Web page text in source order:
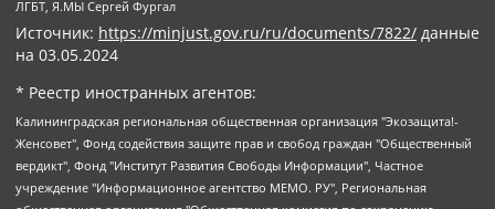
ЛГБТ, Я.МЫ Сергей Фургал
Источник: https://minjust.gov.ru/ru/documents/7822/ данные
на 03.05.2024
* Реестр иностранных агентов:
Калининградская региональная общественная организация "Экозащита!-Женсовет", Фонд содействия защите прав и свобод граждан "Общественный вердикт", Фонд "Институт Развития Свободы Информации", Частное учреждение "Информационное агентство МЕМО. РУ", Региональная общественная организация "Общественная комиссия по сохранению наследия академика Сахарова", Фонд поддержки свободы прессы, Санкт-Петербургская общественная правозащитная организация "Гражданский контроль", Межрегиональная общественная организация "Информационно-просветительский центр "Мемориал", Региональный Фонд "Центр Защиты Прав Средств Массовой Информации", с 05.12.2023 Фонд "Центр Защиты Прав Средств массовой информации", Региональная общественная благотворительная организация помощи беженцам и мигрантам "Гражданское содействие", Негосударственное образовательное учреждение дополнительного профессионального образования (повышение квалификации) специалистов "АКАДЕМИЯ ПО ПРАВАМ ЧЕЛОВЕКА", Свердловская региональная общественная организация "Сутяжник", Автономная некоммерческая организация "Центр независимых социологических исследований", Союз общественных объединений "Российский исследовательский центр по правам человека", Региональное общественное учреждение научно-информационный центр "МЕМОРИАЛ", Некоммерческая организация "Фонд защиты гласности", Автономная некоммерческая организация "Институт прав человека", Городская общественная организация "Екатеринбургское общество "МЕМОРИАЛ", Городская общественная организация "Рязанское историко-просветительское и правозащитное общество "Мемориал" (Рязанский Мемориал), Челябинский региональный орган общественной самодеятельности – женское общественное объединение "Женщины Евразии", Челябинский региональный орган общественной самодеятельности "Уральская правозащитная группа", Фонд содействия защите здоровья и социальной справедливости имени Андрея Рылькова, Автономная Некоммерческая Организация "Аналитический Центр Юрия Левады", Автономная некоммерческая организация социальной поддержки населения "Проект Апрель", Региональная общественная организация помощи женщинам и детям, находящимся в кризисной ситуации "Информационно-методический центр "Анна", Фонд содействия развитию массовых коммуникаций и правовому просвещению "Так-так-Так", Фонд содействия устойчивому развитию "Серебряная тайга", Свердловский региональный общественный фонд социальных проектов "Новое время", "Idel.Реалии", Кавказ.Реалии, Крым.Реалии, Телеканал Настоящее Время, Татаро-башкирская служба Радио Свобода (Azatliq Radiosi), Радио Свободная Европа/Радио Свобода (PCE/PC), "Сибирь.Реалии", "Фактограф", Благотворительный фонд помощи осужденным и их семьям, Автономная некоммерческая организация "Институт глобализации и социальных движений", Фонд "В защиту прав заключенных", Частное учреждение "Центр поддержки и содействия развитию средств массовой информации", Пензенский региональный общественный благотворительный фонд "Гражданский союз", "Север.Реалии", Некоммерческая организация Фонд "Правовая инициатива", Общество с ограниченной ответственностью "Радио Свободная Европа/Радио Свобода", Чешское информационное агентство "MEDIUM-ORIENT", Красноярская региональная общественная организация "Мы против СПИДа", Камалягин Денис Николаевич, Маркелов Сергей Евгеньевич, Пономарев Лев Александрович, Савицкая Людмила Алексеевна, Автономная некоммерческая организация "Центр по работе с проблемой насилия "НАСИЛИЮ.НЕТ", Межрегиональный профессиональный союз работников здравоохранения "Альянс врачей", Юридическое лицо, зарегистрированное в Латвийской Республике, SIA "Medusa Project" (регистрационный номер 40103797863, дата регистрации 10.06.2014), Некоммерческая организация "Фонд по борьбе с коррупцией", Автономная некоммерческая организация "Институт права и публичной политики", Баданин Роман Сергеевич, Гликин Максим Александрович, Железнова Мария Михайловна, Лукьянова Юлия Сергеевна, Маетная Елизавета Витальевна, Маняхин Петр Борисович, Чуракова Ольга Владимировна, Ярош Юлия Петровна, Юридическое лицо "The Insider SIA", зарегистрированное в Риге, Латвийская Республика (дата регистрации 26.06.2015), являющееся администратором доменного имени интернет-издания "The Insider SIA", https://theins.ru, Постернак Алексей Евгеньевич, Рубин Михаил Аркадьевич, Анин Роман Александрович, Юридическое лицо Istories fonds, зарегистрированное в Латвийской Республике (регистрационный номер 50008295751, дата регистрации 24.02.2020), Великовский Дмитрий Александрович, Долинина Ирина Николаевна, Мароховская Алеся Алексеевна, Шлейнов Роман Юрьевич, Шмагун Олеся Валентиновна, Общество с ограниченной ответственностью "Альтаир 2021", Общество с ограниченной ответственностью "Вега 2021", Общество с ограниченной ответственностью "Главный редактор 2021", Общество с ограниченной ответственностью "Ромашки монолит", Важенков Артем Валерьевич, Ивановская областная общественная организация "Центр гендерных исследований", Гурман Юрий Альбертович, Медиапроект "ОВД-Инфо", Егоров Владимир Владимирович, Жилинский Владимир Александрович, Общество с ограниченной ответственностью "ЗП", Иванова София Юрьевна, Карезина Инна Павловна, Кильтау Екатерина Викторовна, Петров Алексей Викторович, Пискунов Сергей Евгеньевич, Смирнов Сергей Сергеевич, Тихонов Михаил Сергеевич, Общество с ограниченной ответственностью "ЖУРНАЛИСТ-ИНОСТРАННЫЙ АГЕНТ", Арапова Галина Юрьевна, Вольтская Татьяна Анатольевна, Американская компания "Mason G.E.S. Anonymous Foundation" (США), являющаяся владельцем интернет-издания https://mnews.world/, Компания "Stichting Bellingcat", зарегистрированная в Нидерландах (дата регистрации 11.07.2018), Захаров Андрей Вячеславович, Клепиковская Екатерина Дмитриевна, Общество с ограниченной ответственностью "МЕМО", Перл Роман Александрович, Симонов Евгений Алексеевич, Соловьева Елена Анатольевна, Сотников Даниил Владимирович, Сурначева Елизавета Дмитриевна, Автономная некоммерческая организация по защите прав человека и информированию населения "Якутия – Наше Мнение", Общество с ограниченной ответственностью "Москоу диджитал медиа", с 26.01.2023 Общество с ограниченной ответственностью "Чайка Белые сады", Ветошкина Валерия Валерьевна, Заговора Максим Александрович, Межрегиональное общественное движение "Российская ЛГБТ - сеть", Оленичев Максим Владимирович, Павлов Иван Юрьевич, Скворцова Елена Сергеевна, Общество с ограниченной ответственностью "Как бы инагент", Кочетков Игорь Викторович, Общество с ограниченной ответственностью "Честные выборы", Еланчик Олег Александрович, Общество с ограниченной ответственностью "Нобелевский призыв", Гималова Регина Эмилевна, Григорьев Андрей Валерьевич, Григорьева Алина Александровна, Ассоциация по содействию защите прав призывников, альтернативнослужащих и военнослужащих "Правозащитная группа "Гражданин.Армия.Право", Хисамова Регина Фаритовна, Автономная некоммерческая организация по реализации социально-правовых программ "Лилит", Дальневосточное общественное движение "Маяк", Санкт-Петербургская ЛГБТ-инициативная группа "Выход", Инициативная группа ЛГБТ+ "Реверс", Алексеев Андрей Викторович, Бекбулатова Таисия Львовна, Беляев Иван Михайлович, Владыкина Елена Сергеевна, Гельман Марат Александрович, Никульшина Вероника Юрьевна, Толоконникова Надежда Андреевна, Шендерович Виктор Анатольевич, Общество с ограниченной ответственностью "Данное сообщение", Общество с ограниченной ответственностью Издательский дом "Новая глава", Айнбиндер Александра Александровна, Московский комьюнити-центр для ЛГБТ+инициатив, Благотворительный фонд развития филантропии, Deutsche Welle (Германия, Kurt-Schumacher-Strasse 3, 53113 Bonn), Борзунова Мария Михайловна, Воробьев Виктор Викторович, Голубева Анна Львовна, Константинова Алла Михайловна, Малкова Ирина Владимировна, Мурадов Мурад Абдулгалимович, Осетинская Елизавета Николаевна, Понасенков Евгений Николаевич, Ганапольский Матвей Юрьевич, Киселев Евгений Алексеевич, Борухович Ирина Григорьевна, Дремин Иван Тимофеевич, Дубровский Дмитрий Викторович, Красноярская региональная общественная организация поддержки и развития альтернативных образовательных технологий и межкультурных коммуникаций "ИНТЕРРА", Маяковская Екатерина Алексеевна, Фейгин Марк Захарович, Филимонов Андрей Викторович, Дзугкоева Регина Николаевна, Доброхотов Роман Александрович, Дудь Юрий Александрович, Елкин Сергей Владимирович, Кругликов Кирилл Игоревич, Сабунаева Мария Леонидовна, Семенов Алексей Владимирович, Шаинян Карен Багратович, Шульман Екатерина Михайловна, Асафьев Артур Валерьевич, Вахштайн Виктор Семенович, Венедиктов Алексей Алексеевич, Лушникова Екатерина Евгеньевна, Волков Леонид Михайлович, Невзоров Александр Глебович, Пархоменко Сергей Борисович, Сироткин Ярослав Николаевич, Кара-Мурза Владимир Владимирович, Баранова Наталья Владимировна, Гозман Леонид Яковлевич, Кагарлицкий Борис Юльевич, Климарев Михаил Валерьевич, Милов Владимир Станиславович, Автономная некоммерческая организация Краснодарский центр современного искусства "Типография", Моргенштерн Алишер Тагирович, Соболь Любовь Эдуардовна, Общество с ограниченной ответственностью "ЛИЗА НОРМ", Каспаров Гарри Кимович, Ходорковский Михаил Борисович, Общество с ограниченной ответственностью "Апрельские тезисы", Данилович Ирина Брониславовна, Кашин Олег Владимирович, Петров Николай Владимирович, Пивоваров Алексей Владимирович, Соколов Михаил Владимирович, Цветкова Юлия Владимировна, Чичваркин Евгений Александрович, Комитет против пыток/Команда против пыток, Общество с ограниченной ответственностью "Первый научный", Общество с ограниченной ответственностью "Вертолет и ко", Белоцерковская Вероника Борисовна, Кац Максим Евгеньевич, Лазарева Татьяна Юрьевна, Шаведдинов Руслан Табризович, Яшин Илья Валерьевич, Общество с ограниченной ответственностью "Иноагент ААВ", Алешковский Дмитрий Петрович, Альбац Евгения Марковна, Быков Дмитрий Львович, Галямина Юлия Евгеньевна, Лойко Сергей Леонидович, Мартынов Кирилл Константинович, Медведев Сергей Александрович, Крашенинников Федор Геннадиевич, Гордеева Катерина Вл